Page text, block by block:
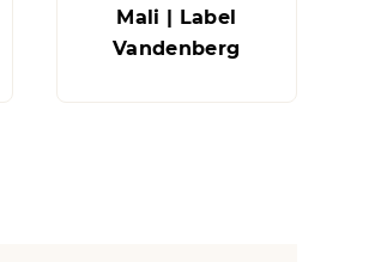
Mali | Label
Vandenberg